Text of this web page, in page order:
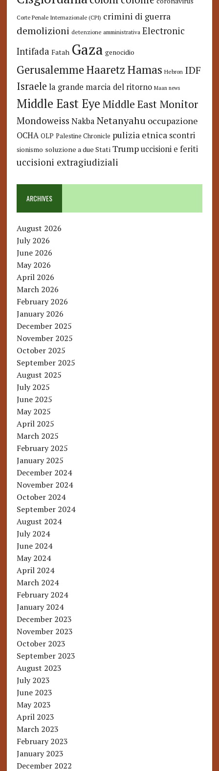
Corte Penale Internazionale (CPI) crimini di guerra
demolizioni detenzione amministrativa Electronic
Intifada Fatah Gaza genocidio
GerusalemmeHaaretzHamas Hebron IDF
Israele la grande marcia del ritorno Maan news
Middle East Eye Middle East Monitor
Mondoweiss Nakba Netanyahu occupazione
OCHA OLP Palestine Chronicle pulizia etnica scontri
sionismo soluzione a due Stati Trump uccisioni e feriti
uccisioni extragiudiziali
ARCHIVES
August 2026
July 2026
June 2026
May 2026
April 2026
March 2026
February 2026
January 2026
December 2025
November 2025
October 2025
September 2025
August 2025
July 2025
June 2025
May 2025
April 2025
March 2025
February 2025
January 2025
December 2024
November 2024
October 2024
September 2024
August 2024
July 2024
June 2024
May 2024
April 2024
March 2024
February 2024
January 2024
December 2023
November 2023
October 2023
September 2023
August 2023
July 2023
June 2023
May 2023
April 2023
March 2023
February 2023
January 2023
December 2022